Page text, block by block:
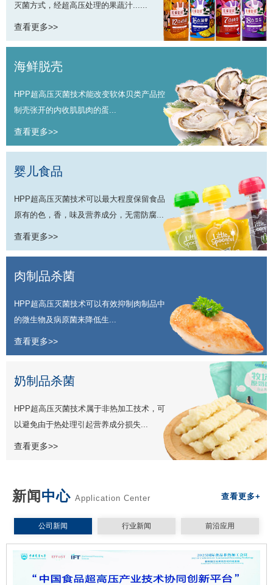
灭菌方式，经超高压处理的果蔬汁......
查看更多>>
海鲜脱壳
HPP超高压灭菌技术能改变软体贝类产品控
制壳张开的内收肌肌肉的蛋...
查看更多>>
婴儿食品
HPP超高压灭菌技术可以最大程度保留食品
原有的色，香，味及营养成分，无需防腐...
查看更多>>
肉制品杀菌
HPP超高压灭菌技术可以有效抑制肉制品中
的微生物及病原菌来降低生...
查看更多>>
奶制品杀菌
HPP超高压灭菌技术属于非热加工技术，可
以避免由于热处理引起营养成分损失...
查看更多>>
新闻中心 Application Center 查看更多+
公司新闻 行业新闻 前沿应用